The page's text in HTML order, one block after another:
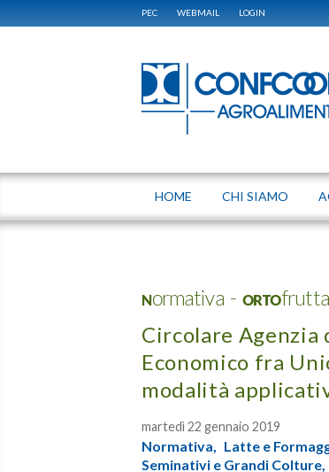
PEC WEBMAIL LOGIN
HOME CHI SIAMO
Normativa - ORTOfrutta
Circolare Agenzia
Economico fra
modalità
martedì 22 gennaio 2019
Normativa, Latte e
Seminativi e Grandi Colture,